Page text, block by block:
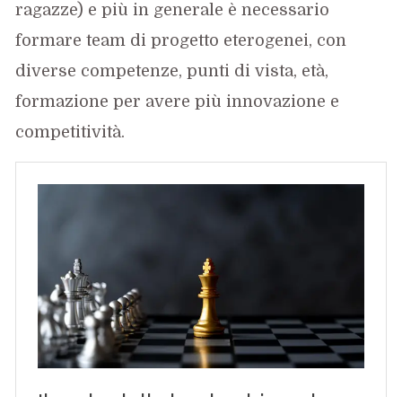
ragazze) e più in generale è necessario
formare team di progetto eterogenei, con
diverse competenze, punti di vista, età,
formazione per avere più innovazione e
competitività.